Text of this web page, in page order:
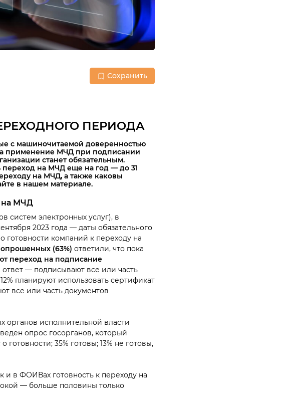
Сохранить
ПЕРИОДА
с машиночитаемой доверенностью
применение МЧД при подписании
станет обязательным.
переход на МЧД еще на год — до 31
на МЧД, а также каковы
в нашем материале.
на МЧД
систем электронных услуг), в
2023 года — даты обязательного
компаний к переходу на
(63%) ответили, что пока
переход на подписание
— подписывают все или часть
планируют использовать сертификат
все или часть документов
органов исполнительной власти
опрос госорганов, который
35% готовы; 13% не готовы,
и в ФОИВах готовность к переходу на
— больше половины только